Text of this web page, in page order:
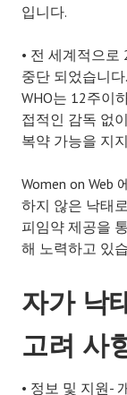
입니다.
• 전 세계적으
중단 되었습니다.
WHO는 12주이
접적인 감독 없
복약 가능을 지
Women on Web
하지 않은 낙태
피임약 제공을
해 노력하고 있
자가 낙
고려 사
• 정보 및 지원-